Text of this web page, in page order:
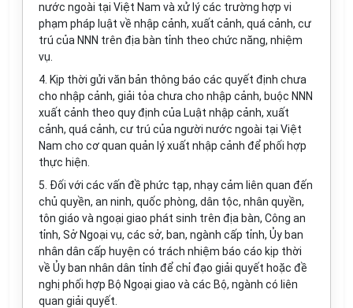
nước ngoài tại Việt Nam và xử lý các trường hợp vi
phạm pháp luật về nhập cảnh, xuất cảnh, quá cảnh, cư
trú của NNN trên địa bàn tỉnh theo chức năng, nhiệm
vụ.
4. Kịp thời gửi văn bản thông báo các quyết định chưa
cho nhập cảnh, giải tỏa chưa cho nhập cảnh, buộc NNN
xuất cảnh theo quy định của Luật nhập cảnh, xuất
cảnh, quá cảnh, cư trú của người nước ngoài tại Việt
Nam cho cơquan quản lý xuất nhập cảnh đểphối hợp
thực hiện.
5. Đối với các vấn đề phức tạp, nhạy cảm liên quan đến
chủ quyền, an ninh, quốc phòng, dân tộc, nhân quyền,
tôn giáo và ngoại giao phát sinh trên địa bàn, Công an
tỉnh, Sở Ngoại vụ, các sở, ban, ngành cấp tỉnh, Ủy ban
nhân dân cấp huyện có trách nhiệm báo cáo kịp thời
về Ủy ban nhân dân tỉnh để chỉđạo giải quyết hoặc đề
nghị phối hợp Bộ Ngoại giao và các Bộ, ngành có liên
quan giải quyết.